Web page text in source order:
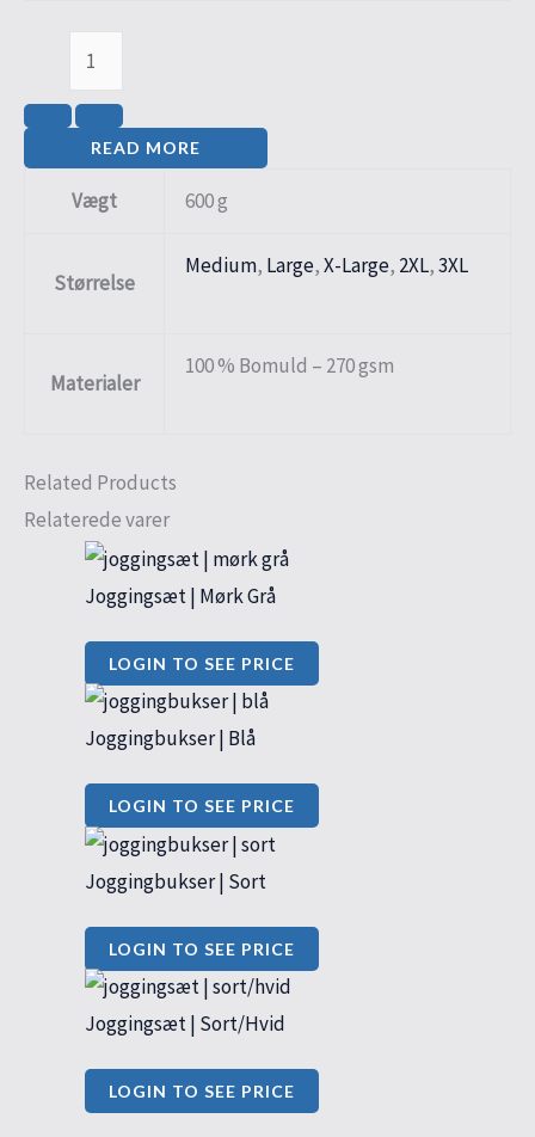
READ MORE
Vægt 600 g
Størrelse
Medium, Large,X-Large, 2XL,3XL
Materialer
100 % Bomuld – 270 gsm
Related Products
Relaterede varer
Joggingsæt | Mørk Grå
LOGIN TO SEE PRICE
Joggingbukser | Blå
LOGIN TO SEE PRICE
Joggingbukser | Sort
LOGIN TO SEE PRICE
Joggingsæt | Sort/Hvid
LOGIN TO SEE PRICE